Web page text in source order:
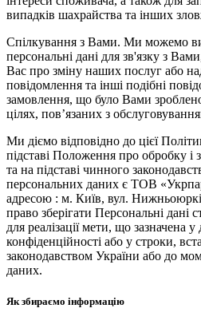
випадків шахрайства та інших
Спілкування з Вами. Ми можемо
персональні дані для зв'язку з
Вас про зміну наших послуг або
повідомлення та інші подібні
замовлення, що було Вами
цілях, пов’язаних з
Ми діємо відповідно до цієї
підставі Положення про обробку і
та на підставі чинного
персональних даних є ТОВ
адресою : м. Київ, вул.
право зберігати Персональні дані
для реалізації мети, що зазначена у
конфіденційності або у строки,
законодавством України або до
даних.
Як збираємо інформацію